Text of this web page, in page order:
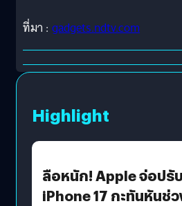
ที่มา : gadgets.ndtv.com
Highlight
ลือหนัก! Apple จ่อปรั
iPhone 17 กะทันหันช่